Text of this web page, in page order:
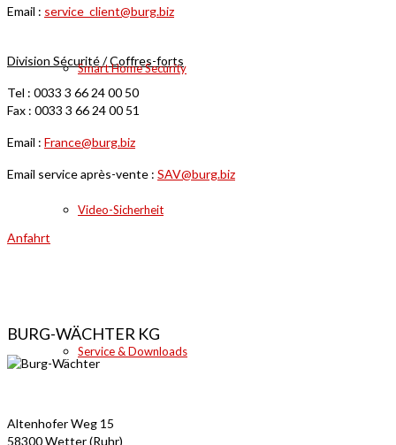
Smart Home Security
Video-Sicherheit
Service & Downloads
Email : service_client@burg.biz
Division Sécurité / Coffres-forts
Tel : 0033 3 66 24 00 50
Fax : 0033 3 66 24 00 51
Email : France@burg.biz
Email service après-vente : SAV@burg.biz
Anfahrt
BURG-WÄCHTER KG
Altenhofer Weg 15
58300 Wetter (Ruhr)